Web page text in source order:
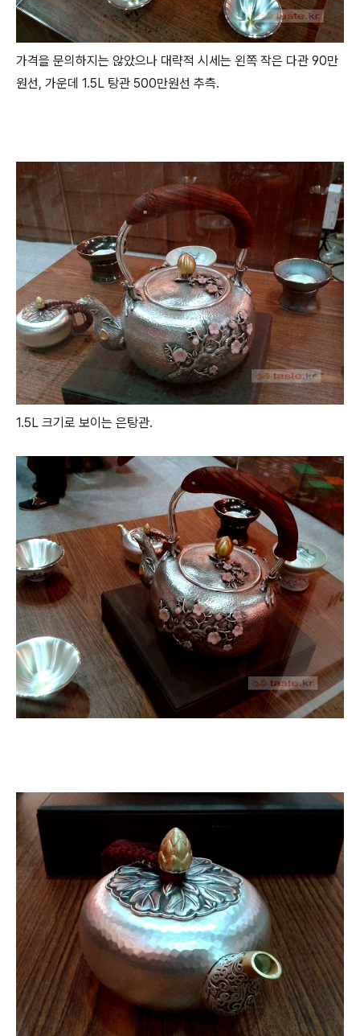
가격을 문의하지는 않았으나 대략적 시세는 왼쪽 작은 다관 90만
원선, 가운데 1.5L 탕관 500만원선 추측.
1.5L 크기로 보이는 은탕관.